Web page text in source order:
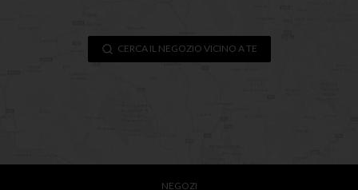
CERCA IL NEGOZIO VICINO A TE
NEGOZI